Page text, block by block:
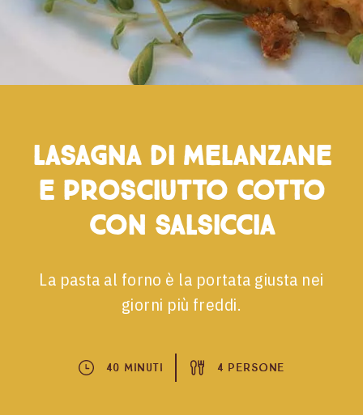
Lasagna di melanzane
e prosciutto cotto
con salsiccia
La pasta al forno è la portata giusta nei
giorni più freddi.
40 Minuti 4 Persone